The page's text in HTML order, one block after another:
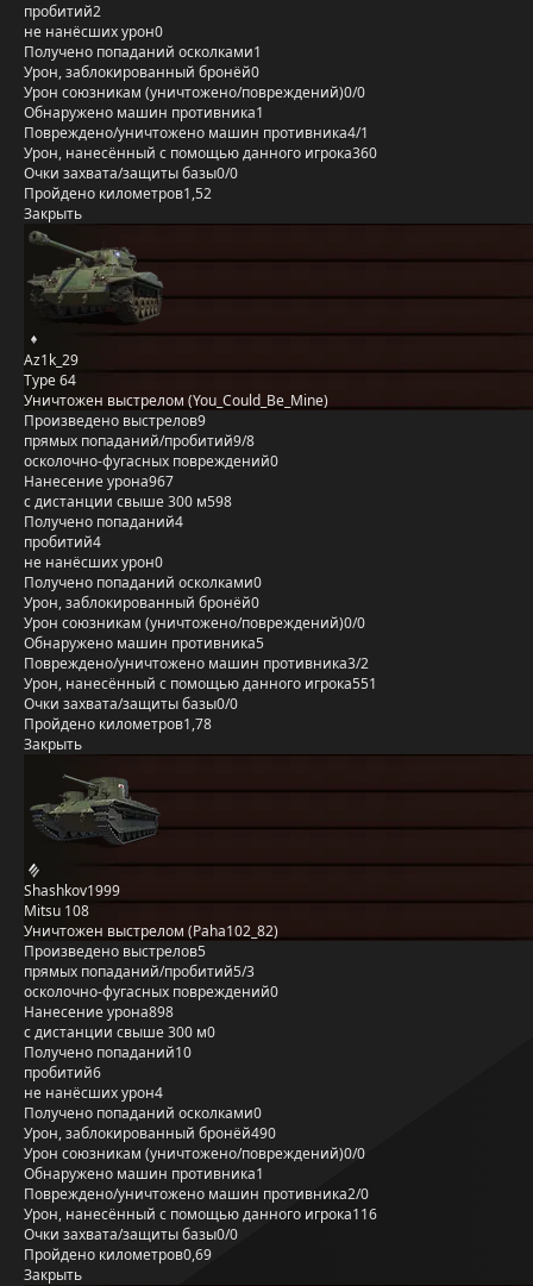
пробитий2
не нанёсших урон0
Получено попаданий осколками1
Урон, заблокированный бронёй0
Урон союзникам (уничтожено/повреждений)0/0
Обнаружено машин противника1
Повреждено/уничтожено машин противника4/1
Урон, нанесённый с помощью данного игрока360
Очки захвата/защиты базы0/0
Пройдено километров1,52
Закрыть
Az1k_29
Type 64
Уничтожен выстрелом (You_Could_Be_Mine)
Произведено выстрелов9
прямых попаданий/пробитий9/8
осколочно-фугасных повреждений0
Нанесение урона967
с дистанции свыше 300 м598
Получено попаданий4
пробитий4
не нанёсших урон0
Получено попаданий осколками0
Урон, заблокированный бронёй0
Урон союзникам (уничтожено/повреждений)0/0
Обнаружено машин противника5
Повреждено/уничтожено машин противника3/2
Урон, нанесённый с помощью данного игрока551
Очки захвата/защиты базы0/0
Пройдено километров1,78
Закрыть
Shashkov1999
Mitsu 108
Уничтожен выстрелом (Paha102_82)
Произведено выстрелов5
прямых попаданий/пробитий5/3
осколочно-фугасных повреждений0
Нанесение урона898
с дистанции свыше 300 м0
Получено попаданий10
пробитий6
не нанёсших урон4
Получено попаданий осколками0
Урон, заблокированный бронёй490
Урон союзникам (уничтожено/повреждений)0/0
Обнаружено машин противника1
Повреждено/уничтожено машин противника2/0
Урон, нанесённый с помощью данного игрока116
Очки захвата/защиты базы0/0
Пройдено километров0,69
Закрыть